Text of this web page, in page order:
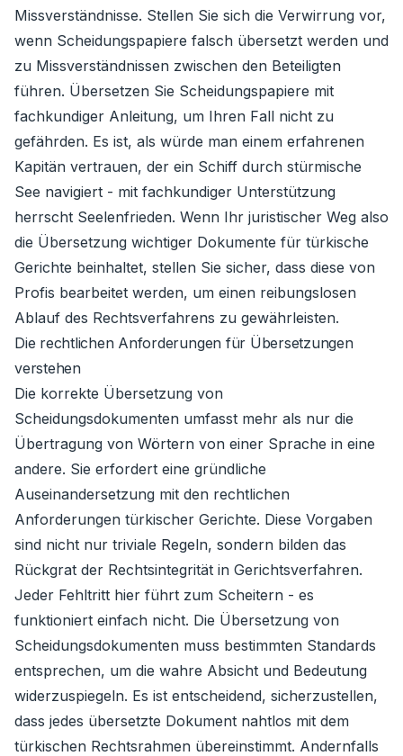
Missverständnisse. Stellen Sie sich die Verwirrung vor,
wenn Scheidungspapiere falsch übersetzt werden und
zu Missverständnissen zwischen den Beteiligten
führen. Übersetzen Sie Scheidungspapiere mit
fachkundiger Anleitung, um Ihren Fall nicht zu
gefährden. Es ist, als würde man einem erfahrenen
Kapitän vertrauen, der ein Schiff durch stürmische
See navigiert - mit fachkundiger Unterstützung
herrscht Seelenfrieden. Wenn Ihr juristischer Weg also
die Übersetzung wichtiger Dokumente für türkische
Gerichte beinhaltet, stellen Sie sicher, dass diese von
Profis bearbeitet werden, um einen reibungslosen
Ablauf des Rechtsverfahrens zu gewährleisten.
Die rechtlichen Anforderungen für Übersetzungen
verstehen
Die korrekte Übersetzung von
Scheidungsdokumenten umfasst mehr als nur die
Übertragung von Wörtern von einer Sprache in eine
andere. Sie erfordert eine gründliche
Auseinandersetzung mit den rechtlichen
Anforderungen türkischer Gerichte. Diese Vorgaben
sind nicht nur triviale Regeln, sondern bilden das
Rückgrat der Rechtsintegrität in Gerichtsverfahren.
Jeder Fehltritt hier führt zum Scheitern - es
funktioniert einfach nicht. Die Übersetzung von
Scheidungsdokumenten muss bestimmten Standards
entsprechen, um die wahre Absicht und Bedeutung
widerzuspiegeln. Es ist entscheidend, sicherzustellen,
dass jedes übersetzte Dokument nahtlos mit dem
türkischen Rechtsrahmen übereinstimmt. Andernfalls